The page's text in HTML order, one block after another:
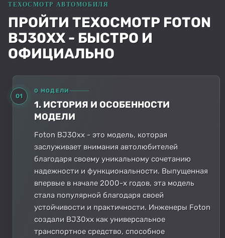
ПРОЙТИ ТЕХОСМОТР FOTON
BJ30XX - БЫСТРО И
ОФИЦИАЛЬНО
01
О МОДЕЛИ
1. ИСТОРИЯ И ОСОБЕННОСТИ
МОДЕЛИ
Foton BJ30xx - это модель, которая
заслуживает внимания автолюбителей
благодаря своему уникальному сочетанию
надежности и функциональности. Выпущенная
впервые в начале 2000-х годов, эта модель
стала популярной благодаря своей
устойчивости и практичности. Инженеры Foton
создали BJ30xx как универсальное
транспортное средство, способное